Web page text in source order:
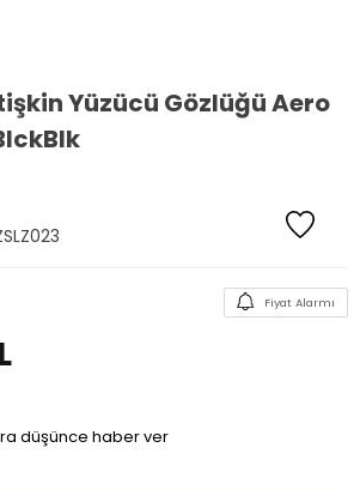
Yüzücü Gözlüğü Aero
Fiyat Alarmı
düşünce haber ver